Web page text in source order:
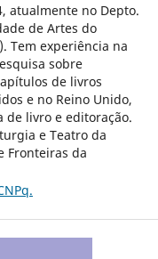
atualmente no Depto.
de Artes do
Tem experiência na
sobre
de livros
e no Reino Unido,
de livro e editoração.
e Teatro da
Fronteiras da